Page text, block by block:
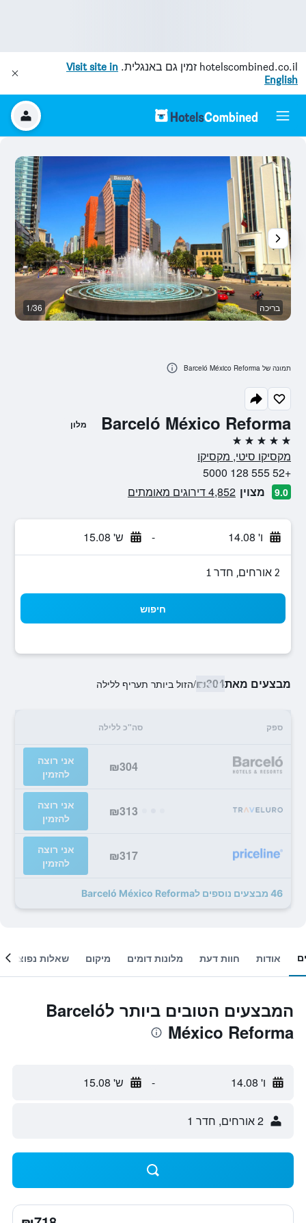
hotelscombined.co.il זמין גם באנגלית. Visit site in
English
Barceló México Reforma מלון
5 כוכבים
מקסיקו סיטי, מקסיקו
+52 555 128 5000
9.0 מצוין 4,852 דירוגים מאומתים
ו' 14.08 - ש' 15.08
2 אורחים, חדר 1
חיפוש
מבצעים מאת₪304
/הזול ביותר תעריף ללילה
ספק סה"כ ללילה
₪304
אני רוצה
להזמין
₪313
אני רוצה
להזמין
₪317
אני רוצה
להזמין
46 מבצעים נוספים לBarceló México Reforma
בריכה 1/36
תמונה של Barceló México Reforma
אודות חוות דעת מלונות דומים מיקום שאלות נפוצות
המבצעים הטובים ביותר לBarceló
México Reforma
ו' 14.08 - ש' 15.08
2 אורחים, חדר 1